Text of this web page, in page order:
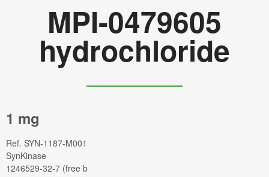
MPI-0479605
hydrochloride
1 mg
Ref. SYN-1187-M001
SynKinase
1246529-32-7 (free b